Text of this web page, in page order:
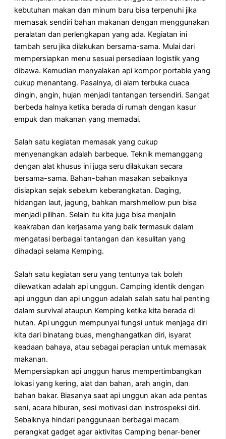
kebutuhan makan dan minum baru bisa terpenuhi jika
memasak sendiri bahan makanan dengan menggunakan
peralatan dan perlengkapan yang ada. Kegiatan ini
tambah seru jika dilakukan bersama-sama. Mulai dari
mempersiapkan menu sesuai persediaan logistik yang
dibawa. Kemudian menyalakan api kompor portable yang
cukup menantang. Pasalnya, di alam terbuka cuaca
dingin, angin, hujan menjadi tantangan tersendiri. Sangat
berbeda halnya ketika berada di rumah dengan kasur
empuk dan makanan yang memadai.
Salah satu kegiatan memasak yang cukup
menyenangkan adalah barbeque. Teknik memanggang
dengan alat khusus ini juga seru dilakukan secara
bersama-sama. Bahan-bahan masakan sebaiknya
disiapkan sejak sebelum keberangkatan. Daging,
hidangan laut, jagung, bahkan marshmellow pun bisa
menjadi pilihan. Selain itu kita juga bisa menjalin
keakraban dan kerjasama yang baik termasuk dalam
mengatasi berbagai tantangan dan kesulitan yang
dihadapi selama Kemping.
Salah satu kegiatan seru yang tentunya tak boleh
dilewatkan adalah api unggun. Camping identik dengan
api unggun dan api unggun adalah salah satu hal penting
dalam survival ataupun Kemping ketika kita berada di
hutan. Api unggun mempunyai fungsi untuk menjaga diri
kita dari binatang buas, menghangatkan diri, isyarat
keadaan bahaya, atau sebagai perapian untuk memasak
makanan.
Mempersiapkan api unggun harus mempertimbangkan
lokasi yang kering, alat dan bahan, arah angin, dan
bahan bakar. Biasanya saat api unggun akan ada pentas
seni, acara hiburan, sesi motivasi dan instrospeksi diri.
Sebaiknya hindari penggunaan berbagai macam
perangkat gadget agar aktivitas Camping benar-bener